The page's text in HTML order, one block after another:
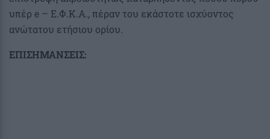
υπέρ e – Ε.Φ.Κ.Α., πέραν του εκάστοτε ισχύοντος
ανώτατου ετήσιου ορίου.
ΕΠΙΣΗΜΑΝΣΕΙΣ: